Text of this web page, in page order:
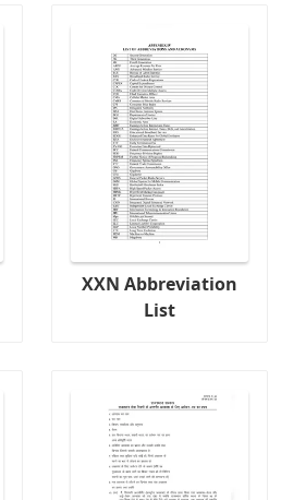
XXN Abbreviation
List